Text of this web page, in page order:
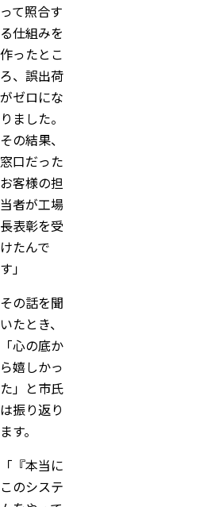
って照合す
る仕組みを
作ったとこ
ろ、誤出荷
がゼロにな
りました。
その結果、
窓口だった
お客様の担
当者が工場
長表彰を受
けたんで
す」
その話を聞
いたとき、
「心の底か
ら嬉しかっ
た」と市氏
は振り返り
ます。
「『本当に
このシステ